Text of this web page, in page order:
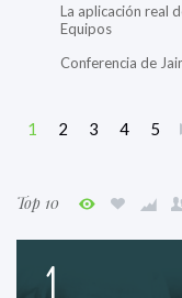
La aplicación real
Equipos
Conferencia de
1 2 3 4 5
Top 10